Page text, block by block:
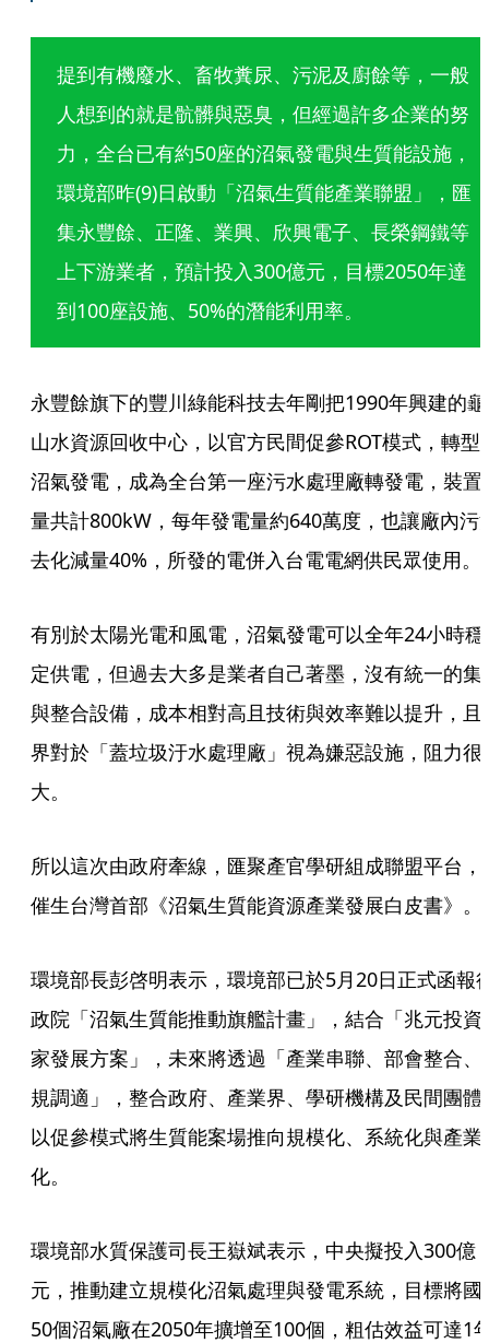
提到有機廢水、畜牧糞尿、污泥及廚餘等，一般
人想到的就是骯髒與惡臭，但經過許多企業的努
力，全台已有約50座的沼氣發電與生質能設施，
環境部昨(9)日啟動「沼氣生質能產業聯盟」，匯
集永豐餘、正隆、業興、欣興電子、長榮鋼鐵等
上下游業者，預計投入300億元，目標2050年達
到100座設施、50%的潛能利用率。
永豐餘旗下的豐川綠能科技去年剛把1990年興建的龜
山水資源回收中心，以官方民間促參ROT模式，轉型
沼氣發電，成為全台第一座污水處理廠轉發電，裝置
量共計800kW，每年發電量約640萬度，也讓廠內污
去化減量40%，所發的電併入台電電網供民眾使用。
有別於太陽光電和風電，沼氣發電可以全年24小時穩
定供電，但過去大多是業者自己著墨，沒有統一的集
與整合設備，成本相對高且技術與效率難以提升，且
界對於「蓋垃圾汙水處理廠」視為嫌惡設施，阻力很
大。
所以這次由政府牽線，匯聚產官學研組成聯盟平台，
催生台灣首部《沼氣生質能資源產業發展白皮書》。
環境部長彭啓明表示，環境部已於5月20日正式函報
政院「沼氣生質能推動旗艦計畫」，結合「兆元投資
家發展方案」，未來將透過「產業串聯、部會整合、
規調適」，整合政府、產業界、學研機構及民間團體
以促參模式將生質能案場推向規模化、系統化與產業
化。
環境部水質保護司長王嶽斌表示，中央擬投入300億
元，推動建立規模化沼氣處理與發電系統，目標將國
50個沼氣廠在2050年擴增至100個，粗估效益可達1